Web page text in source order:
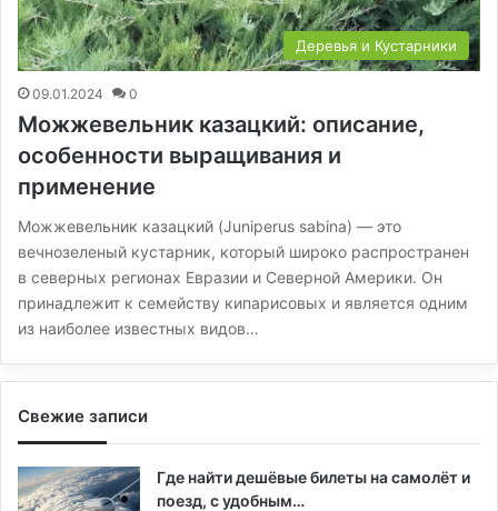
Деревья и Кустарники
09.01.2024 0
Можжевельник казацкий: описание,
особенности выращивания и
применение
Можжевельник казацкий (Juniperus sabina) — это
вечнозеленый кустарник, который широко распространен
в северных регионах Евразии и Северной Америки. Он
принадлежит к семейству кипарисовых и является одним
из наиболее известных видов…
Свежие записи
Где найти дешёвые билеты на самолёт и
поезд, с удобным…